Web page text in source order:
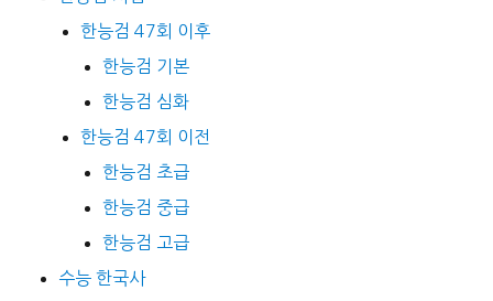
한능검 47회 이후
한능검 기본
한능검 심화
한능검 47회 이전
한능검 초급
한능검 중급
한능검 고급
수능 한국사